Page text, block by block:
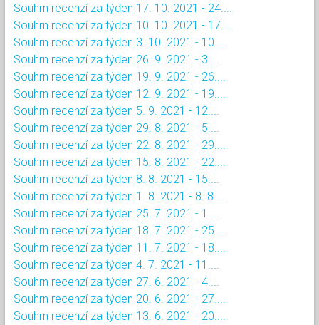
Souhrn recenzí za týden 17. 10. 2021 - 24....
Souhrn recenzí za týden 10. 10. 2021 - 17....
Souhrn recenzí za týden 3. 10. 2021 - 10....
Souhrn recenzí za týden 26. 9. 2021 - 3....
Souhrn recenzí za týden 19. 9. 2021 - 26....
Souhrn recenzí za týden 12. 9. 2021 - 19....
Souhrn recenzí za týden 5. 9. 2021 - 12....
Souhrn recenzí za týden 29. 8. 2021 - 5....
Souhrn recenzí za týden 22. 8. 2021 - 29....
Souhrn recenzí za týden 15. 8. 2021 - 22....
Souhrn recenzí za týden 8. 8. 2021 - 15....
Souhrn recenzí za týden 1. 8. 2021 - 8. 8....
Souhrn recenzí za týden 25. 7. 2021 - 1....
Souhrn recenzí za týden 18. 7. 2021 - 25....
Souhrn recenzí za týden 11. 7. 2021 - 18....
Souhrn recenzí za týden 4. 7. 2021 - 11....
Souhrn recenzí za týden 27. 6. 2021 - 4....
Souhrn recenzí za týden 20. 6. 2021 - 27....
Souhrn recenzí za týden 13. 6. 2021 - 20....